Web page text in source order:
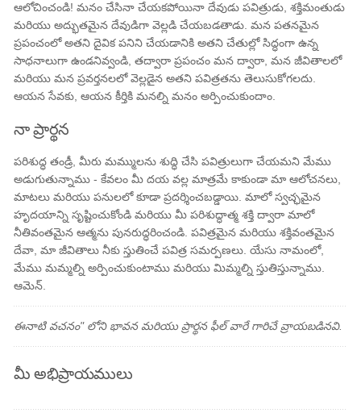
ఆలోచించండి! మనం చేసినా చేయకపోయినా దేవుడు పవిత్రుడు, శక్తిమంతుడు
మరియు అద్భుతమైన దేవుడిగా వెల్లడి చేయబడతాడు. మన పతనమైన
ప్రపంచంలో అతని దైవిక పనిని చేయడానికి అతని చేతుల్లో సిద్ధంగా ఉన్న
సాధనాలుగా ఉండనివ్వండి, తద్వారా ప్రపంచం మన ద్వారా, మన జీవితాలలో
మరియు మన ప్రవర్తనలలో వెల్లడైన అతని పవిత్రతను తెలుసుకోగలదు.
ఆయన సేవకు, ఆయన కీర్తికి మనల్ని మనం అర్పించుకుందాం.
నా ప్రార్థన
పరిశుద్ధ తండ్రీ, మీరు మమ్ములను శుద్ధి చేసి పవిత్రులుగా చేయమని మేము
అడుగుతున్నాము - కేవలం మీ దయ వల్ల మాత్రమే కాకుండా మా ఆలోచనలు,
మాటలు మరియు పనులలో కూడా ప్రదర్శించబడ్డాయి. మాలో స్వచ్ఛమైన
హృదయాన్ని సృష్టించుకోండి మరియు మీ పరిశుద్ధాత్మ శక్తి ద్వారా మాలో
నీతివంతమైన ఆత్మను పునరుద్ధరించండి. పవిత్రమైన మరియు శక్తివంతమైన
దేవా, మా జీవితాలు నీకు స్తుతించే పవిత్ర సమర్పణలు. యేసు నామంలో,
మేము మమ్మల్ని అర్పించుకుంటాము మరియు మిమ్మల్ని స్తుతిస్తున్నాము.
ఆమెన్.
ఈనాటి వచనం" లోని భావన మరియు ప్రార్థన ఫీల్ వారే గారిచే వ్రాయబడినవి.
మీ అభిప్రాయములు